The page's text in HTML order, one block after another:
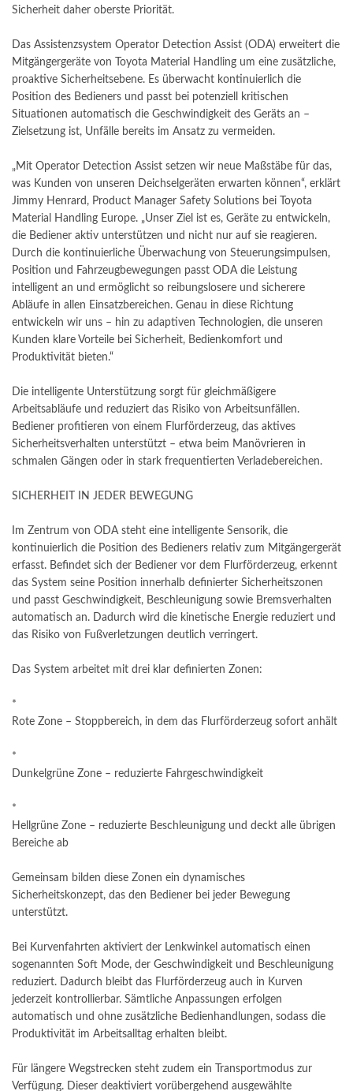
Sicherheit daher oberste Priorität.
Das Assistenzsystem Operator Detection Assist (ODA) erweitert die
Mitgängergeräte von Toyota Material Handling um eine zusätzliche,
proaktive Sicherheitsebene. Es überwacht kontinuierlich die
Position des Bedieners und passt bei potenziell kritischen
Situationen automatisch die Geschwindigkeit des Geräts an –
Zielsetzung ist, Unfälle bereits im Ansatz zu vermeiden.
„Mit Operator Detection Assist setzen wir neue Maßstäbe für das,
was Kunden von unseren Deichselgeräten erwarten können“, erklärt
Jimmy Henrard, Product Manager Safety Solutions bei Toyota
Material Handling Europe. „Unser Ziel ist es, Geräte zu entwickeln,
die Bediener aktiv unterstützen und nicht nur auf sie reagieren.
Durch die kontinuierliche Überwachung von Steuerungsimpulsen,
Position und Fahrzeugbewegungen passt ODA die Leistung
intelligent an und ermöglicht so reibungslosere und sicherere
Abläufe in allen Einsatzbereichen. Genau in diese Richtung
entwickeln wir uns – hin zu adaptiven Technologien, die unseren
Kunden klare Vorteile bei Sicherheit, Bedienkomfort und
Produktivität bieten.“
Die intelligente Unterstützung sorgt für gleichmäßigere
Arbeitsabläufe und reduziert das Risiko von Arbeitsunfällen.
Bediener profitieren von einem Flurförderzeug, das aktives
Sicherheitsverhalten unterstützt – etwa beim Manövrieren in
schmalen Gängen oder in stark frequentierten Verladebereichen.
SICHERHEIT IN JEDER BEWEGUNG
Im Zentrum von ODA steht eine intelligente Sensorik, die
kontinuierlich die Position des Bedieners relativ zum Mitgängergerät
erfasst. Befindet sich der Bediener vor dem Flurförderzeug, erkennt
das System seine Position innerhalb definierter Sicherheitszonen
und passt Geschwindigkeit, Beschleunigung sowie Bremsverhalten
automatisch an. Dadurch wird die kinetische Energie reduziert und
das Risiko von Fußverletzungen deutlich verringert.
Das System arbeitet mit drei klar definierten Zonen:
*
Rote Zone – Stoppbereich, in dem das Flurförderzeug sofort anhält
*
Dunkelgrüne Zone – reduzierte Fahrgeschwindigkeit
*
Hellgrüne Zone – reduzierte Beschleunigung und deckt alle übrigen
Bereiche ab
Gemeinsam bilden diese Zonen ein dynamisches
Sicherheitskonzept, das den Bediener bei jeder Bewegung
unterstützt.
Bei Kurvenfahrten aktiviert der Lenkwinkel automatisch einen
sogenannten Soft Mode, der Geschwindigkeit und Beschleunigung
reduziert. Dadurch bleibt das Flurförderzeug auch in Kurven
jederzeit kontrollierbar. Sämtliche Anpassungen erfolgen
automatisch und ohne zusätzliche Bedienhandlungen, sodass die
Produktivität im Arbeitsalltag erhalten bleibt.
Für längere Wegstrecken steht zudem ein Transportmodus zur
Verfügung. Dieser deaktiviert vorübergehend ausgewählte